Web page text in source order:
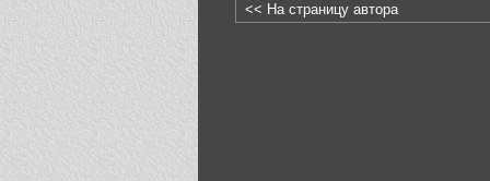
<< На страницу автора